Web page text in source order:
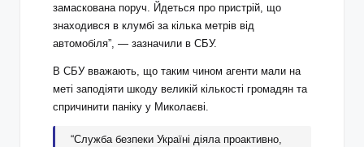
замаскована поруч. Йдеться про пристрій, що
знаходився в клумбі за кілька метрів від
автомобіля”, — зазначили в СБУ.
В СБУ вважають, що таким чином агенти мали на
меті заподіяти шкоду великій кількості громадян та
спричинити паніку у Миколаєві.
“Служба безпеки Україні діяла проактивно,